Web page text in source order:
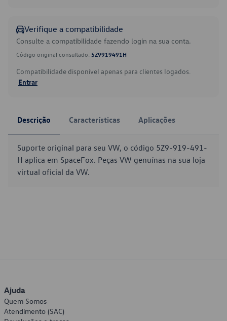
Verifique a compatibilidade
Consulte a compatibilidade fazendo login na sua conta.
Código original consultado: 5Z9919491H
Compatibilidade disponível apenas para clientes logados.
Entrar
Descrição Características Aplicações
Suporte original para seu VW, o código 5Z9-919-491-
H aplica em SpaceFox. Peças VW genuínas na sua loja
virtual oficial da VW.
Ajuda
Quem Somos
Atendimento (SAC)